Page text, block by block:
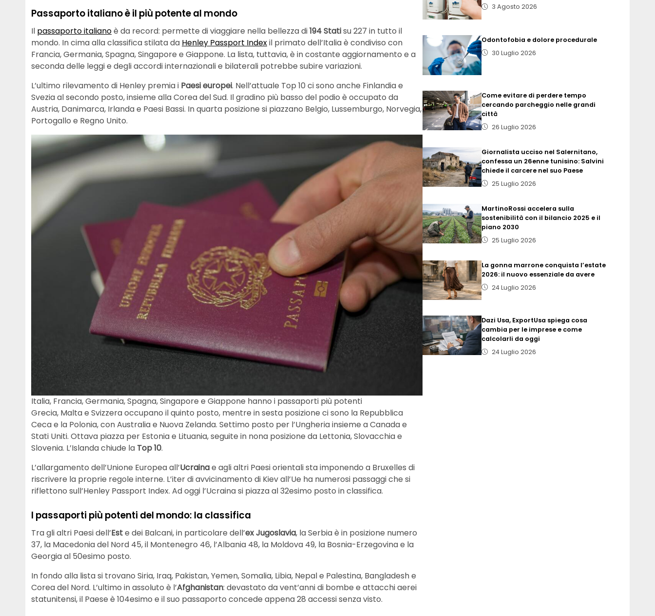
Passaporto italiano è il più potente al mondo
Il passaporto italianoè da record: permette di viaggiare nella bellezza di194 Statisu 227 in tutto il
mondo. In cima alla classifica stilata da Henley Passport Indexil primato dell’Italia è condiviso con
Francia, Germania, Spagna, Singapore e Giappone. La lista, tuttavia, è in costante aggiornamento e a
seconda delle leggi e degli accordi internazionali e bilaterali potrebbe subire variazioni.
L’ultimo rilevamento di Henley premia i Paesi europei. Nell’attuale Top 10 ci sono anche Finlandia e
Svezia al secondo posto, insieme alla Corea del Sud. Il gradino più basso del podio è occupato da
Austria, Danimarca, Irlanda e Paesi Bassi. In quarta posizione si piazzano Belgio, Lussemburgo, Norvegia,
Portogallo e Regno Unito.
Italia, Francia, Germania, Spagna, Singapore e Giappone hanno i passaporti più potenti
Grecia, Malta e Svizzera occupano il quinto posto, mentre in sesta posizione ci sono la Repubblica
Ceca e la Polonia, con Australia e Nuova Zelanda. Settimo posto per l’Ungheria insieme a Canada e
Stati Uniti. Ottava piazza per Estonia e Lituania, seguite in nona posizione da Lettonia, Slovacchia e
Slovenia. L’Islanda chiude la Top 10.
L’allargamento dell’Unione Europea all’Ucrainae agli altri Paesi orientali sta imponendo a Bruxelles di
riscrivere la proprie regole interne. L’iter di avvicinamento di Kiev all’Ue ha numerosi passaggi che si
riflettono sull’Henley Passport Index. Ad oggi l’Ucraina si piazza al 32esimo posto in classifica.
I passaporti più potenti del mondo: la classifica
Tra gli altri Paesi dell’Este dei Balcani, in particolare dell’ex Jugoslavia, la Serbia è in posizione numero
37, la Macedonia del Nord 45, il Montenegro 46, l’Albania 48, la Moldova 49, la Bosnia-Erzegovina e la
Georgia al 50esimo posto.
In fondo alla lista si trovano Siria, Iraq, Pakistan, Yemen, Somalia, Libia, Nepal e Palestina, Bangladesh e
Corea del Nord. L’ultimo in assoluto è l’Afghanistan: devastato da vent’anni di bombe e attacchi aerei
statunitensi, il Paese è 104esimo e il suo passaporto concede appena 28 accessi senza visto.
3 Agosto 2026
Odontofobia e dolore procedurale
30 Luglio 2026
Come evitare di perdere tempo
cercando parcheggio nelle grandi
città
26 Luglio 2026
Giornalista ucciso nel Salernitano,
confessa un 26enne tunisino: Salvini
chiede il carcere nel suo Paese
25 Luglio 2026
MartinoRossi accelera sulla
sostenibilità con il bilancio 2025 e il
piano 2030
25 Luglio 2026
La gonna marrone conquista l’estate
2026: il nuovo essenziale da avere
24 Luglio 2026
Dazi Usa, ExportUsa spiega cosa
cambia per le imprese e come
calcolarli da oggi
24 Luglio 2026